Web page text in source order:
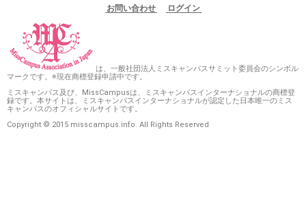
お問い合わせ ログイン
は、一般社団法人ミスキャンパスサミット委員会のシンボル
マークです。※現在商標登録申請中です。
ミスキャンパス及び、MissCampusは、ミスキャンパスインターナショナルの商標登
録です。本サイトは、ミスキャンパスインターナショナルが認定した日本唯一のミス
キャンパスのオフィシャルサイトです。
Copyright © 2015 misscampus.info. All Rights Reserved